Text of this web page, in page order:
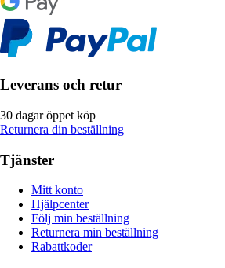
Leverans och retur
30 dagar öppet köp
Returnera din beställning
Tjänster
Mitt konto
Hjälpcenter
Följ min beställning
Returnera min beställning
Rabattkoder